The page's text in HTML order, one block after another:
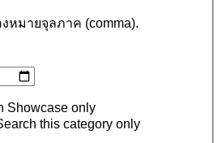
หมายจุลภาค (comma).
Showcase only
this category only